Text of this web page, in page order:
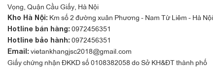
Vọng, Quận Cầu Giấy, Hà Nội
Kho Hà Nội: Km số 2 đường xuân Phương - Nam Từ Liêm - Hà Nội
Hotline bán hàng: 0972456351
Hotline bảo hành: 0972456351
Email: vietankhangjsc2018@gmail.com
Giấy chứng nhận ĐKKD số 0108382058 do Sở KH&ĐT thành phố